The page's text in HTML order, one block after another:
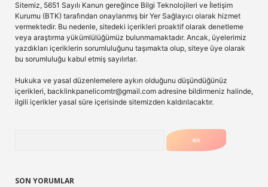
Sitemiz, 5651 Sayılı Kanun gereğince Bilgi Teknolojileri ve İletişim
Kurumu (BTK) tarafından onaylanmış bir Yer Sağlayıcı olarak hizmet
vermektedir. Bu nedenle, sitedeki içerikleri proaktif olarak denetleme
veya araştırma yükümlülüğümüz bulunmamaktadır. Ancak, üyelerimiz
yazdıkları içeriklerin sorumluluğunu taşımakta olup, siteye üye olarak
bu sorumluluğu kabul etmiş sayılırlar.
Hukuka ve yasal düzenlemelere aykırı olduğunu düşündüğünüz
içerikleri, backlinkpanelicomtr@gmail.com adresine bildirmeniz halinde,
ilgili içerikler yasal süre içerisinde sitemizden kaldırılacaktır.
SON YORUMLAR